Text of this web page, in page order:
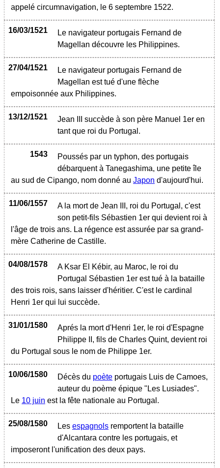
appelé circumnavigation, le 6 septembre 1522.
16/03/1521
Le navigateur portugais Fernand de
Magellan découvre les Philippines.
27/04/1521
Le navigateur portugais Fernand de
Magellan est tué d'une flèche
empoisonnée aux Philippines.
13/12/1521
Jean III succède à son père Manuel 1er en
tant que roi du Portugal.
1543
Poussés par un typhon, des portugais
débarquent à Tanegashima, une petite île
au sud de Cipango, nom donné au Japon d'aujourd'hui.
11/06/1557
A la mort de Jean III, roi du Portugal, c'est
son petit-fils Sébastien 1er qui devient roi à
l'âge de trois ans. La régence est assurée par sa grand-
mère Catherine de Castille.
04/08/1578
A Ksar El Kébir, au Maroc, le roi du
Portugal Sébastien 1er est tué à la bataille
des trois rois, sans laisser d'héritier. C'est le cardinal
Henri 1er qui lui succède.
31/01/1580
Aprés la mort d'Henri 1er, le roi d'Espagne
Philippe II, fils de Charles Quint, devient roi
du Portugal sous le nom de Philippe 1er.
10/06/1580 Décès du poète portugais Luis de Camoes,
auteur du poème épique "Les Lusiades".
Le 10 juin est la fête nationale au Portugal.
25/08/1580 Les espagnols remportent la bataille
d'Alcantara contre les portugais, et
imposeront l'unification des deux pays.